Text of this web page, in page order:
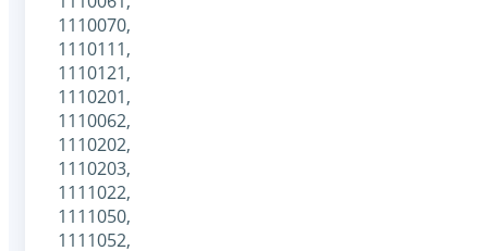
1110070,
1110111,
1110121,
1110201,
1110062,
1110202,
1110203,
1111022,
1111050,
1111052,